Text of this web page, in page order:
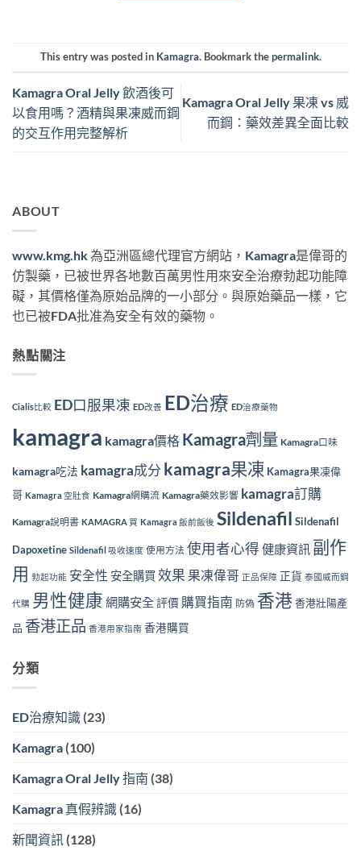
This entry was posted in Kamagra. Bookmark thepermalink.
Kamagra Oral Jelly 飲酒後可
以食用嗎？酒精與果凍威而鋼
的交互作用完整解析
Kamagra Oral Jelly 果凍 vs 威
而鋼：藥效差異全面比較
ABOUT
www.kmg.hk為亞洲區總代理官方網站， Kamagra是偉哥的
仿製藥，已被世界各地數百萬男性用來安全治療勃起功能障
礙，其價格僅為原始品牌的一小部分。與原始藥品一樣，它
也已被FDA批准為安全有效的藥物。
熱點關注
Cialis比較 ED口服果凍 ED改善 ED治療 ED治療藥物
kamagra kamagra價格 Kamagra劑量 Kamagra口味
kamagra吃法 kamagra成分 kamagra果凍 Kamagra果凍偉
哥 Kamagra 空肚食 Kamagra網購流 Kamagra藥效影響 kamagra訂購
Kamagra說明書 KAMAGRA 買 Kamagra 飯前飯後 Sildenafil Sildenafil
Dapoxetine Sildenafil 吸收速度 使用方法 使用者心得 健康資訊 副作
用 勃起功能 安全性 安全購買 效果 果凍偉哥 正品保障 正貨 泰國威而鋼
代購 男性健康 網購安全評價 購買指南 防偽 香港香港壯陽產
品 香港正品 香港用家指南 香港購買
分類
ED治療知識 (23)
Kamagra (100)
Kamagra Oral Jelly 指南 (38)
Kamagra 真假辨識 (16)
新聞資訊 (128)